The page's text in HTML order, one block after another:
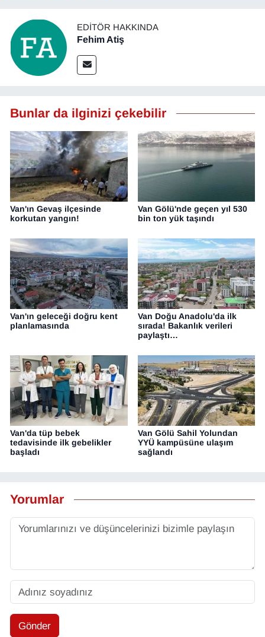
EDITÖR HAKKINDA
Fehim Atiş
Bunlar da ilginizi çekebilir
Van'ın Gevaş ilçesinde
korkutan yangın!
Van Gölü'nde geçen yıl 530
bin ton yük taşındı
Van'ın geleceği doğru kent
planlamasında
Van Doğu Anadolu'da ilk
sırada! Bakanlık verileri
paylaştı…
Van'da tüp bebek
tedavisinde ilk gebelikler
başladı
Van Gölü Sahil Yolundan
YYÜ kampüsüne ulaşım
sağlandı
Yorumlar
Gönder